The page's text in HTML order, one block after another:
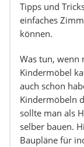
Tipps und
einfaches
können.
Was tun, wenn
Kindermöbel
auch schon
Kindermöbeln
sollte man als
selber bauen.
Baupläne für